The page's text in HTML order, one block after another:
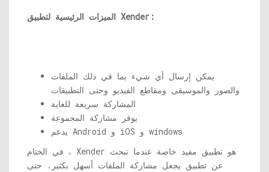
الميزات الرئيسية لتطبيق Xender:
يمكن إرسال أي شيء بما في ذلك الملفات
والصور والموسيقى ومقاطع الفيديو وحتى التطبيقات
المشاركة سريعة للغاية
يوفر مشاركة المجموعة
يدعم Android و iOS و windows
في الختام ، Xender هو تطبيق مفيد خاصة عندما تبحث
عن تطبيق يجعل مشاركة الملفات أسهل بكثير. حتى